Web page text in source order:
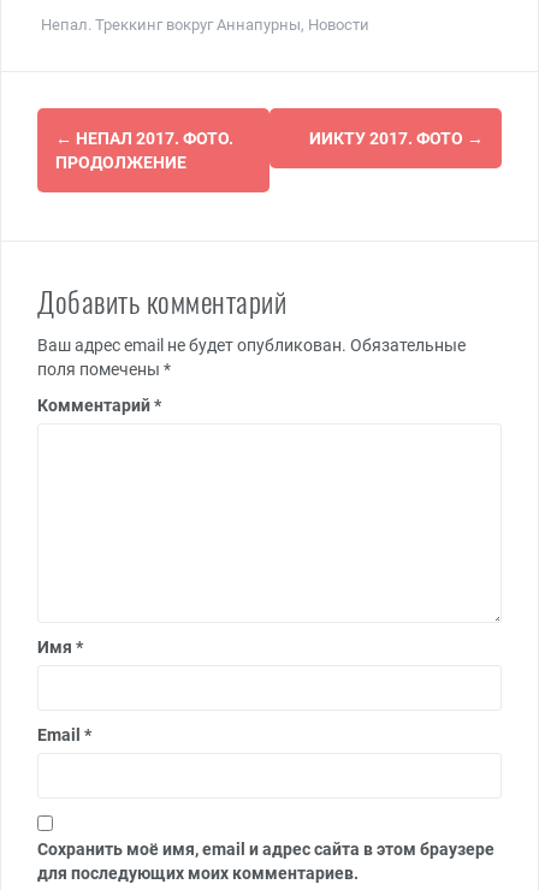
Непал. Треккинг вокруг Аннапурны, Новости
Навигация
по
← НЕПАЛ 2017. ФОТО.
ПРОДОЛЖЕНИЕ
ИИКТУ 2017. ФОТО →
Добавить комментарий
Ваш адрес email не будет опубликован. Обязательные
поля помечены *
Комментарий*
Имя *
Email *
Сохранить моё имя, email и адрес сайта в этом браузере
для последующих моих комментариев.